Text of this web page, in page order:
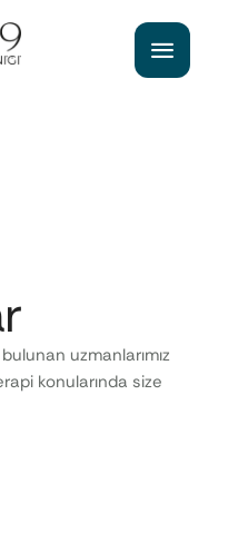
uzmanlarımız
konularında size